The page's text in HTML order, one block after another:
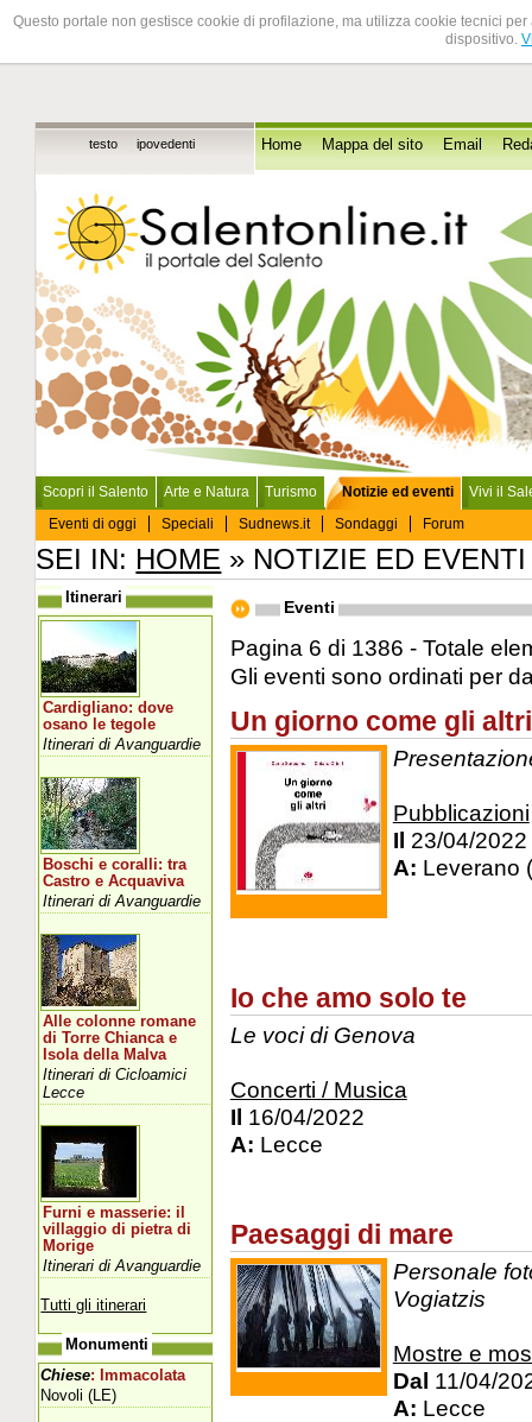
Questo portale non gestisce cookie di profilazione, ma utilizza cookie tecnici
dispositivo.
testo ipovedenti Home Mappa del sito Email
Scopri il Salento Arte e Natura Turismo
Notizie ed eventi
Eventi di oggi
Speciali Sudnews.it Sondaggi Forum
Vivi il
SEI IN: HOME » NOTIZIE ED EVENTI
Eventi
Pagina 6 di 1386 - Totale
Gli eventi sono ordinati per
Un giorno come gli altri
Pubblicazioni
Il 23/04/2022
A: Leverano
Io che amo solo te
Le voci di Genova
Concerti / Musica
Il 16/04/2022
A: Lecce
Paesaggi di mare
Personale
Vogiatzis
Mostre e
Dal 11/04/
A: Lecce
Itinerari
Cardigliano: dove
osano le tegole
Itinerari di Avanguardie
Boschi e coralli: tra
Castro e Acquaviva
Itinerari di Avanguardie
Alle colonne romane
di Torre Chianca e
Isola della Malva
Itinerari di Cicloamici
Lecce
Furni e masserie: il
villaggio di pietra di
Morige
Itinerari di Avanguardie
Tutti gli itinerari
Monumenti
Chiese: Immacolata
Novoli (LE)